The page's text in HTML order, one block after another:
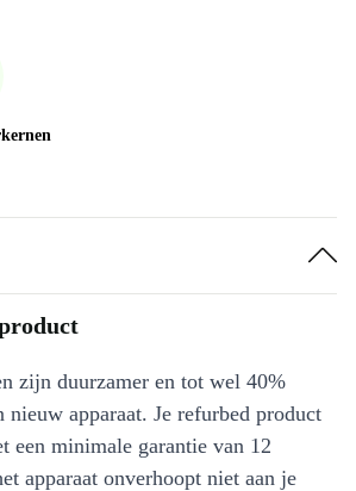
zijn duurzamer en tot wel 40%
nieuw apparaat. Je refurbed product
een minimale garantie van 12
apparaat onverhoopt niet aan je